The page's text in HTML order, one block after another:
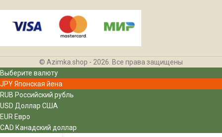
© Azimka.shop - 2026. Все права защищены
Выберите валюту
JPYЯпонская йена
RUB Российский рубль
USD Доллар США
EUR Евро
CAD Канадский доллар